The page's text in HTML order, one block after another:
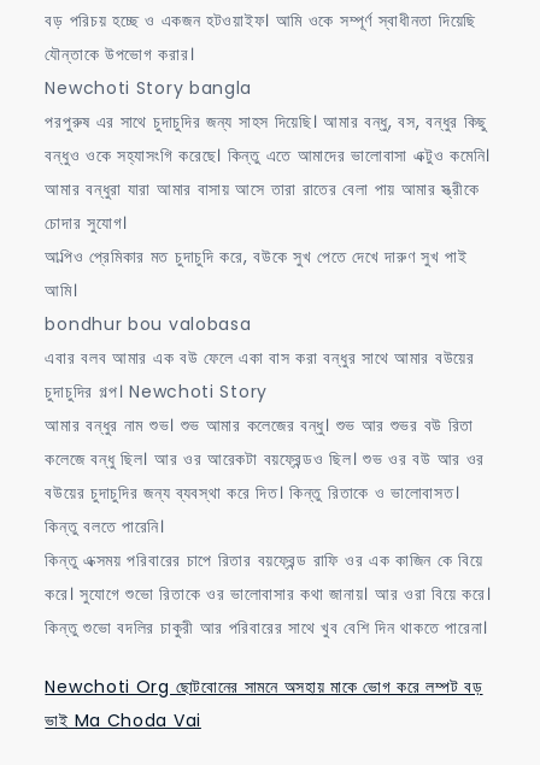
বড় পরিচয় হচ্ছে ও একজন হটওয়াইফ। আমি ওকে সম্পূর্ণ স্বাধীনতা দিয়েছি
যৌন্তাকে উপভোগ করার।
Newchoti Story bangla
পরপুরুষ এর সাথে চুদাচুদির জন্য সাহস দিয়েছি। আমার বন্ধু, বস, বন্ধুর কিছু
বন্ধুও ওকে সহ্যাসংগি করেছে। কিন্তু এতে আমাদের ভালোবাসা এক্টুও কমেনি।
আমার বন্ধুরা যারা আমার বাসায় আসে তারা রাতের বেলা পায় আমার স্ত্রীকে
চোদার সুযোগ।
আল্পিও প্রেমিকার মত চুদাচুদি করে, বউকে সুখ পেতে দেখে দারুণ সুখ পাই
আমি।
bondhur bou valobasa
এবার বলব আমার এক বউ ফেলে একা বাস করা বন্ধুর সাথে আমার বউয়ের
চুদাচুদির গল্প। Newchoti Story
আমার বন্ধুর নাম শুভ। শুভ আমার কলেজের বন্ধু। শুভ আর শুভর বউ রিতা
কলেজে বন্ধু ছিল। আর ওর আরেকটা বয়ফ্রেন্ডও ছিল। শুভ ওর বউ আর ওর
বউয়ের চুদাচুদির জন্য ব্যবস্থা করে দিত। কিন্তু রিতাকে ও ভালোবাসত।
কিন্তু বলতে পারেনি।
কিন্তু এক্সময় পরিবারের চাপে রিতার বয়ফ্রেন্ড রাফি ওর এক কাজিন কে বিয়ে
করে। সুযোগে শুভো রিতাকে ওর ভালোবাসার কথা জানায়। আর ওরা বিয়ে করে।
কিন্তু শুভো বদলির চাকুরী আর পরিবারের সাথে খুব বেশি দিন থাকতে পারেনা।
Newchoti Org ছোটবোনের সামনে অসহায় মাকে ভোগ করে লম্পট বড়
ভাই Ma Choda Vai